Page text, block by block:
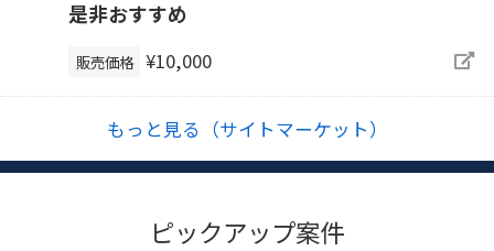
是非おすすめ
販売価格 ¥10,000
もっと見る（サイトマーケット）
ピックアップ案件